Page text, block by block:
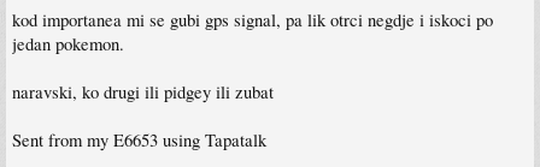
kod importanea mi se gubi gps signal, pa lik otrci negdje i iskoci po
jedan pokemon.
naravski, ko drugi ili pidgey ili zubat
Sent from my E6653 using Tapatalk